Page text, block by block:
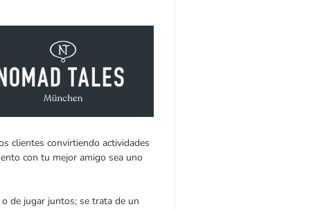
clientes convirtiendo actividades
con tu mejor amigo sea uno
de jugar juntos; se trata de un